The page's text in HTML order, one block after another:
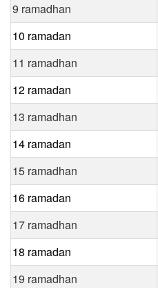
9 ramadhan
10 ramadan
11 ramadhan
12 ramadan
13 ramadhan
14 ramadan
15 ramadhan
16 ramadan
17 ramadhan
18 ramadan
19 ramadhan